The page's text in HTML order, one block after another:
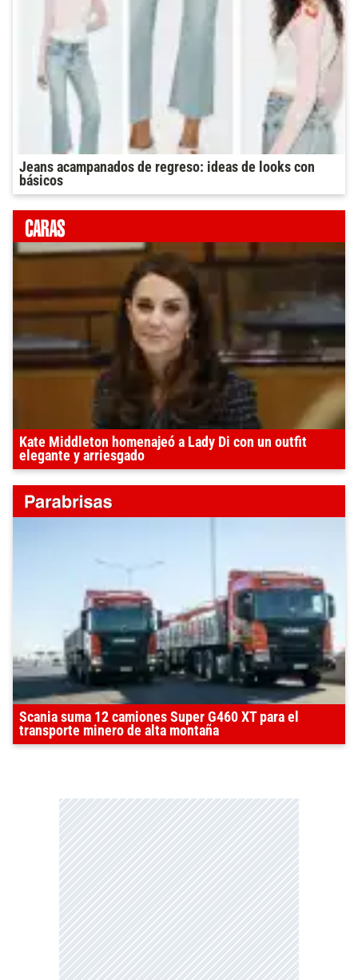
Jeans acampanados de regreso: ideas de looks con
básicos
Kate Middleton homenajeó a Lady Di con un outfit
elegante y arriesgado
Scania suma 12 camiones Super G460 XT para el
transporte minero de alta montaña